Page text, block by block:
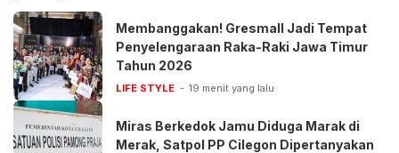
Membanggakan! Gresmall Jadi Tempat
Penyelengaraan Raka-Raki Jawa Timur
Tahun 2026
LIFE STYLE 19 menit yang lalu
‎Miras Berkedok Jamu Diduga Marak di
Merak, Satpol PP Cilegon Dipertanyakan